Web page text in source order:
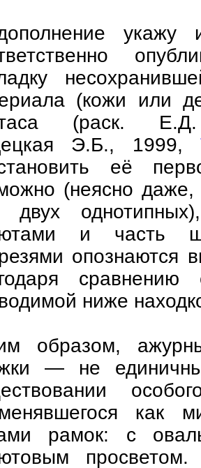
укажу
(кожи или
(раск.
Э.Б., 1999,
её
(неясно
двух
и часть
опознаются
ниже
образом,
— не
как
рамок: с